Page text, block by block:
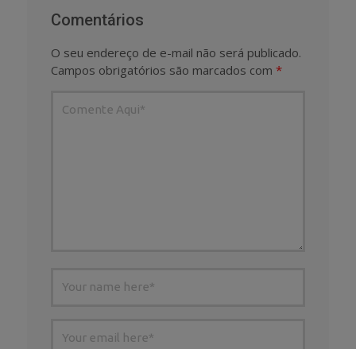
Comentários
O seu endereço de e-mail não será publicado.
Campos obrigatórios são marcados com *